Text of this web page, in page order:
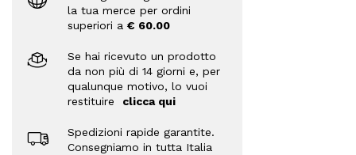
la tua merce per ordini
superiori a € 60.00
Se hai ricevuto un prodotto
da non più di 14 giorni e, per
qualunque motivo, lo vuoi
restituire clicca qui
Spedizioni rapide garantite.
Consegniamo in tutta Italia